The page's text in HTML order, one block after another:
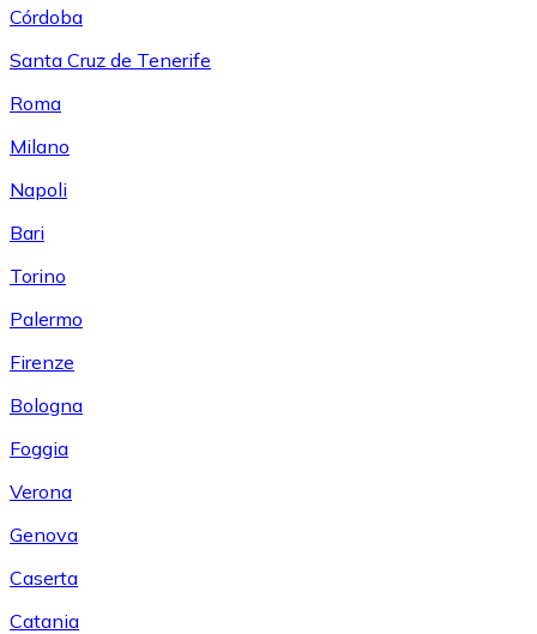
Córdoba
Santa Cruz de Tenerife
Roma
Milano
Napoli
Bari
Torino
Palermo
Firenze
Bologna
Foggia
Verona
Genova
Caserta
Catania